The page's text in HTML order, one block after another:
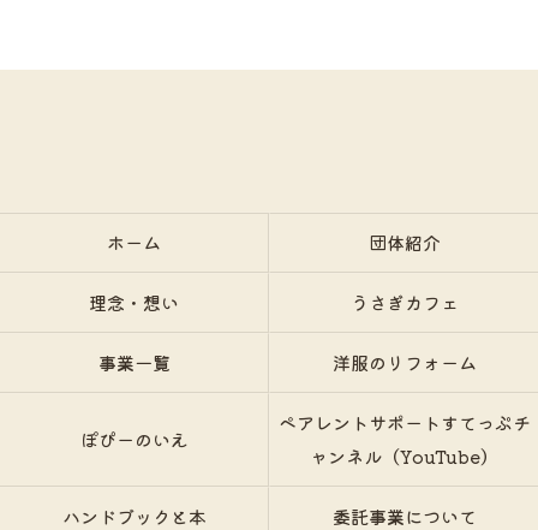
ホーム 団体紹介
理念・想い うさぎカフェ
事業一覧 洋服のリフォーム
ぽぴーのいえ
ペアレントサポートすてっぷチ
ャンネル（YouTube）
ハンドブックと本 委託事業について